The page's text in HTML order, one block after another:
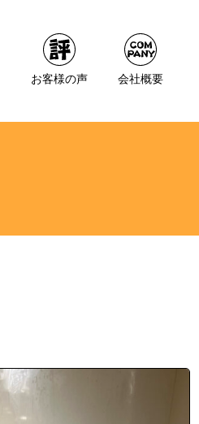
お客様の声 会社概要